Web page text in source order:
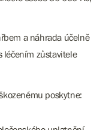
a náhrada účelně
léčením zůstavitele
poskytne: